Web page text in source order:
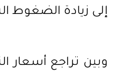
إلى زيادة الضغوط
وبين تراجع أسعار